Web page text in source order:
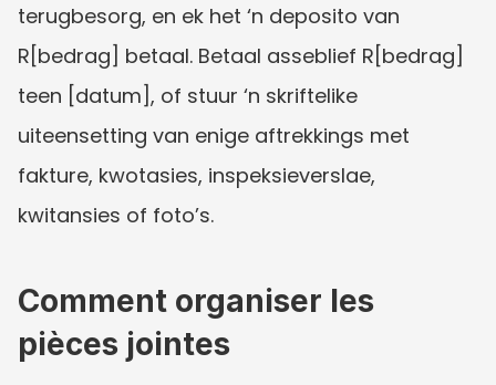
terugbesorg, en ek het ‘n deposito van
R[bedrag] betaal. Betaal asseblief R[bedrag]
teen [datum], of stuur ‘n skriftelike
uiteensetting van enige aftrekkings met
fakture, kwotasies, inspeksieverslae,
kwitansies of foto’s.
Comment organiser les
pièces jointes